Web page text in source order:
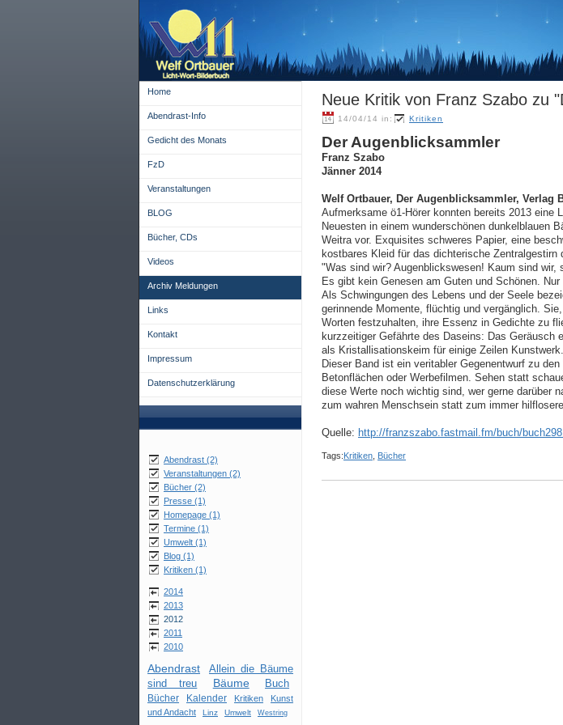
Home
Abendrast-Info
Gedicht des Monats
FzD
Veranstaltungen
BLOG
Bücher, CDs
Videos
Archiv Meldungen
Links
Kontakt
Impressum
Datenschutzerklärung
Abendrast (2)
Veranstaltungen (2)
Bücher (2)
Presse (1)
Homepage (1)
Termine (1)
Umwelt (1)
Blog (1)
Kritiken (1)
2014
2013
2012
2011
2010
Abendrast
Allein die Bäume
sind treu
Bäume Buch
Bücher Kalender Kritiken
Kunst
und Andacht
Linz Umwelt Westring
Neue Kritik von Franz Szabo zu
14/04/14 in: Kritiken
Der Augenblicksammler
Franz Szabo
Jänner 2014
Welf Ortbauer, Der Augenblicksammler, Verlag
Aufmerksame ö1-Hörer konnten bereits 2013 eine
Neuesten in einem wunderschönen dunkelblauen
Weitra vor. Exquisites schweres Papier, eine
kostbares Kleid für das dichterische Zentralgestirn
"Was sind wir? Augenblickswesen! Kaum sind
Es gibt kein Genesen am Guten und Schönen. Nur
Als Schwingungen des Lebens und der Seele
gerinnende Momente, flüchtig und vergänglich.
Worten festzuhalten, ihre Essenz in Gedichte zu
kurzzeitiger Gefährte des Daseins: Das
als Kristallisationskeim für einige Zeilen Kunstwerk.
Dieser Band ist ein veritabler Gegenentwurf zu
Betonflächen oder Werbefilmen. Sehen statt
diese Werte noch wichtig sind, wer gerne darüber
zum wahren Menschsein statt zum immer
Quelle: http://franzszabo.fastmail.fm/buch/
Tags:Kritiken Bücher